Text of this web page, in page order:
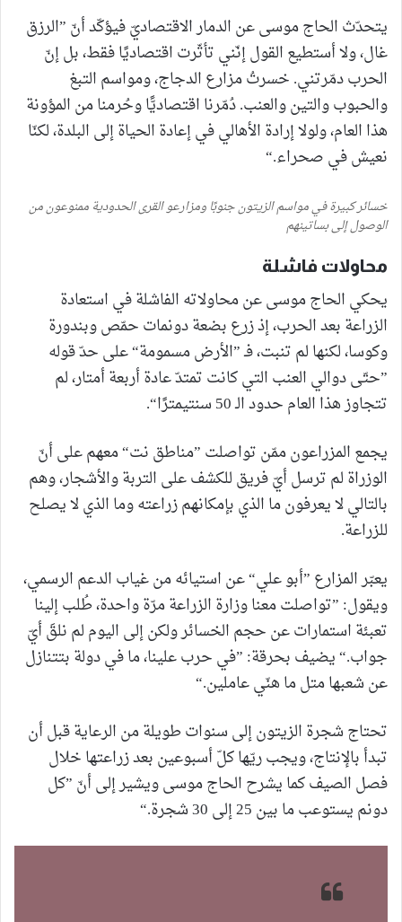
يتحدّث الحاج موسى عن الدمار الاقتصاديّ فيؤكّد أنّ ”الرزق
غال، ولا أستطيع القول إنّني تأثّرت اقتصاديًا فقط، بل إنّ
الحرب دمّرتني. خسرتُ مزارع الدجاج، ومواسم التبغ
والحبوب والتين والعنب. دُمّرنا اقتصاديًّا وحُرمنا من المؤونة
هذا العام، ولولا إرادة الأهالي في إعادة الحياة إلى البلدة، لكنّا
نعيش في صحراء.“
خسائر كبيرة في مواسم الزيتون جنوبًا ومزارعو القرى الحدودية ممنوعون من
الوصول إلى بساتينهم
محاولات فاشلة
يحكي الحاج موسى عن محاولاته الفاشلة في استعادة
الزراعة بعد الحرب، إذ زرع بضعة دونمات حمّص وبندورة
وكوسا، لكنها لم تنبت، فـ ”الأرض مسمومة“ على حدّ قوله
”حتّى دوالي العنب التي كانت تمتدّ عادة أربعة أمتار، لم
تتجاوز هذا العام حدود الـ 50 سنتيمترًا“.
يجمع المزراعون ممّن تواصلت ”مناطق نت“ معهم على أنّ
الوزراة لم ترسل أيّ فريق للكشف على التربة والأشجار، وهم
بالتالي لا يعرفون ما الذي بإمكانهم زراعته وما الذي لا يصلح
للزراعة.
يعبّر المزارع ”أبو علي“ عن استيائه من غياب الدعم الرسمي،
ويقول: ”تواصلت معنا وزارة الزراعة مرّة واحدة، طُلب إلينا
تعبئة استمارات عن حجم الخسائر ولكن إلى اليوم لم نلقَ أيّ
جواب.“ يضيف بحرقة: ”في حرب علينا، ما في دولة بتتنازل
عن شعبها متل ما هنّي عاملين.“
تحتاج شجرة الزيتون إلى سنوات طويلة من الرعاية قبل أن
تبدأ بالإنتاج، ويجب ريّها كلّ أسبوعين بعد زراعتها خلال
فصل الصيف كما يشرح الحاج موسى ويشير إلى أنّ ”كل
دونم يستوعب ما بين 25 إلى 30 شجرة.“